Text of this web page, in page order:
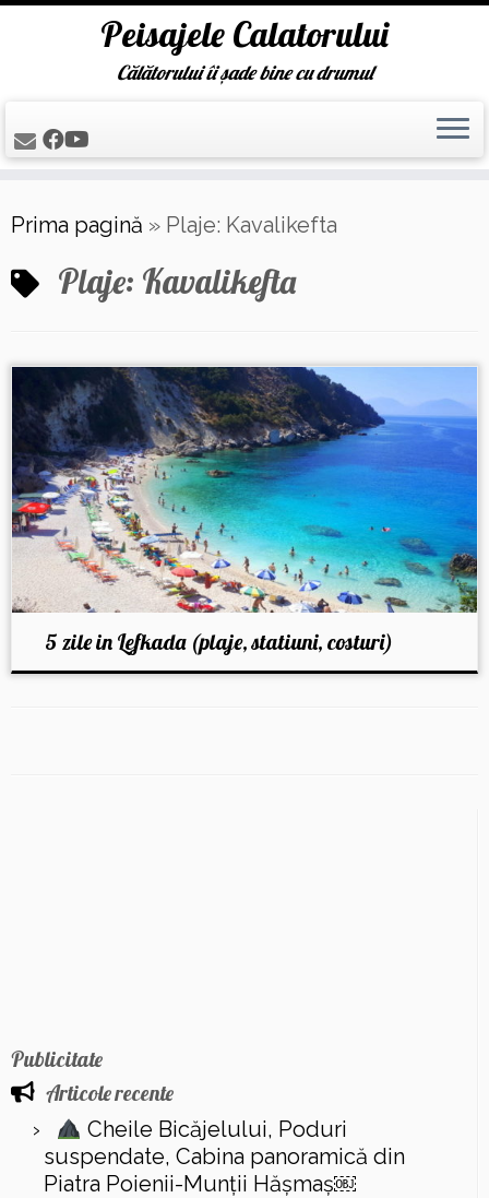
to
content
Peisajele Calatorului
Călătorului îi șade bine cu drumul
Prima pagină » Plaje: Kavalikefta
Plaje: Kavalikefta
5 zile in Lefkada (plaje, statiuni, costuri)
Publicitate
Articole recente
Cheile Bicăjelului, Poduri
suspendate, Cabina panoramică din
Piatra Poienii-Munții Hășmaș￼